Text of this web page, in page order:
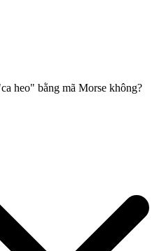
heo" bằng mã Morse không?